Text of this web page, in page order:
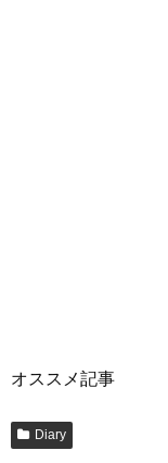
オススメ記事
Diary